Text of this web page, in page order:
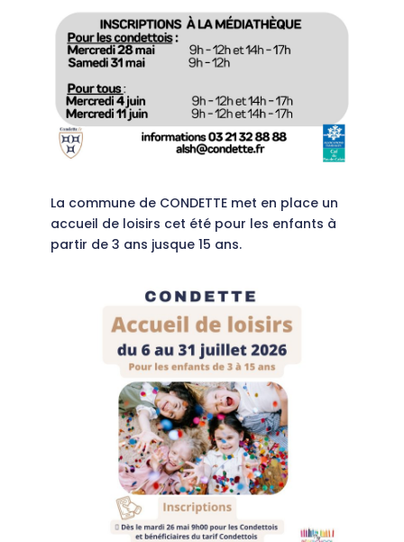
La commune de CONDETTE met en place un
accueil de loisirs cet été pour les enfants à
partir de 3 ans jusque 15 ans.